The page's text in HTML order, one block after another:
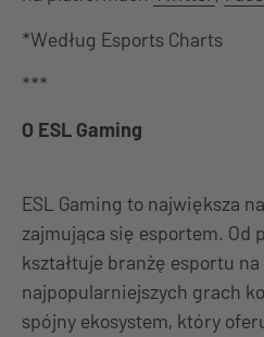
*Według Esports Charts
***
O ESL Gaming
ESL Gaming to największa
zajmująca się esportem. Od
kształtuje branżę esportu
najpopularniejszych grach
spójny ekosystem, który